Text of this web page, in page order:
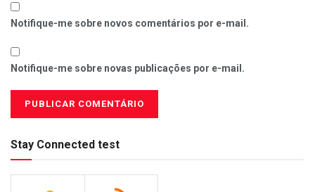
Notifique-me sobre novos comentários por e-mail.
Notifique-me sobre novas publicações por e-mail.
Stay Connected test